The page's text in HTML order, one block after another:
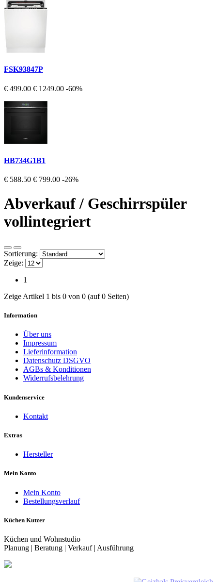
FSK93847P
€ 499.00 € 1249.00 -60%
HB734G1B1
€ 588.50 € 799.00 -26%
Abverkauf / Geschirrspüler
vollintegriert
Sortierung:
Zeige:
1
Zeige Artikel 1 bis 0 von 0 (auf 0 Seiten)
Information
Über uns
Impressum
Lieferinformation
Datenschutz DSGVO
AGBs & Konditionen
Widerrufsbelehrung
Kundenservice
Kontakt
Extras
Hersteller
Mein Konto
Mein Konto
Bestellungsverlauf
Küchen Kutzer
Küchen und Wohnstudio
Planung | Beratung | Verkauf | Ausführung